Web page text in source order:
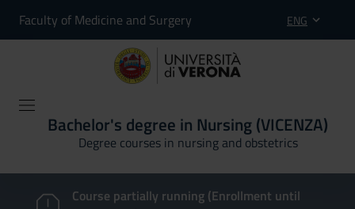
Faculty of Medicine and Surgery ENG
Bachelor's degree in Nursing (VICENZA)
Degree courses in nursing and obstetrics
Course partially running (Enrollment until